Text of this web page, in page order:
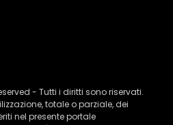
- Tutti i diritti sono riservati.
totale o parziale, dei
nel presente portale